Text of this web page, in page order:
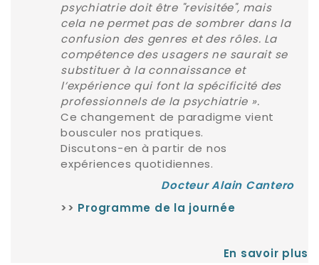
psychiatrie doit être "revisitée", mais
cela ne permet pas de sombrer dans la
confusion des genres et des rôles. La
compétence des usagers ne saurait se
substituer à la connaissance et
l’expérience qui font la spécificité des
professionnels de la psychiatrie ».
Ce changement de paradigme vient
bousculer nos pratiques.
Discutons-en à partir de nos
expériences quotidiennes.
Docteur Alain Cantero
>> Programme de la journée
En savoir plus